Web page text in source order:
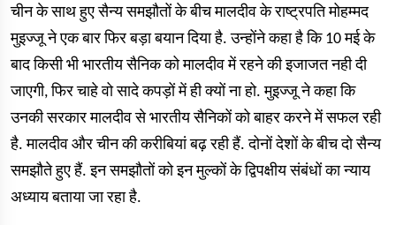
चीन के साथ हुए सैन्य समझौतों के बीच मालदीव के राष्ट्रपति मोहम्मद
मुइज्जू ने एक बार फिर बड़ा बयान दिया है. उन्होंने कहा है कि 10 मई के
बाद किसी भी भारतीय सैनिक को मालदीव में रहने की इजाजत नही दी
जाएगी, फिर चाहे वो सादे कपड़ों में ही क्यों ना हो. मुइज्जू ने कहा कि
उनकी सरकार मालदीव से भारतीय सैनिकों को बाहर करने में सफल रही
है. मालदीव और चीन की करीबियां बढ़ रही हैं. दोनों देशों के बीच दो सैन्य
समझौते हुए हैं. इन समझौतों को इन मुल्कों के द्विपक्षीय संबंधों का न्याय
अध्याय बताया जा रहा है.